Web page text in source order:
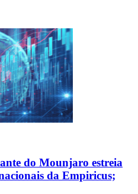
do Mounjaro estreia
da Empiricus;